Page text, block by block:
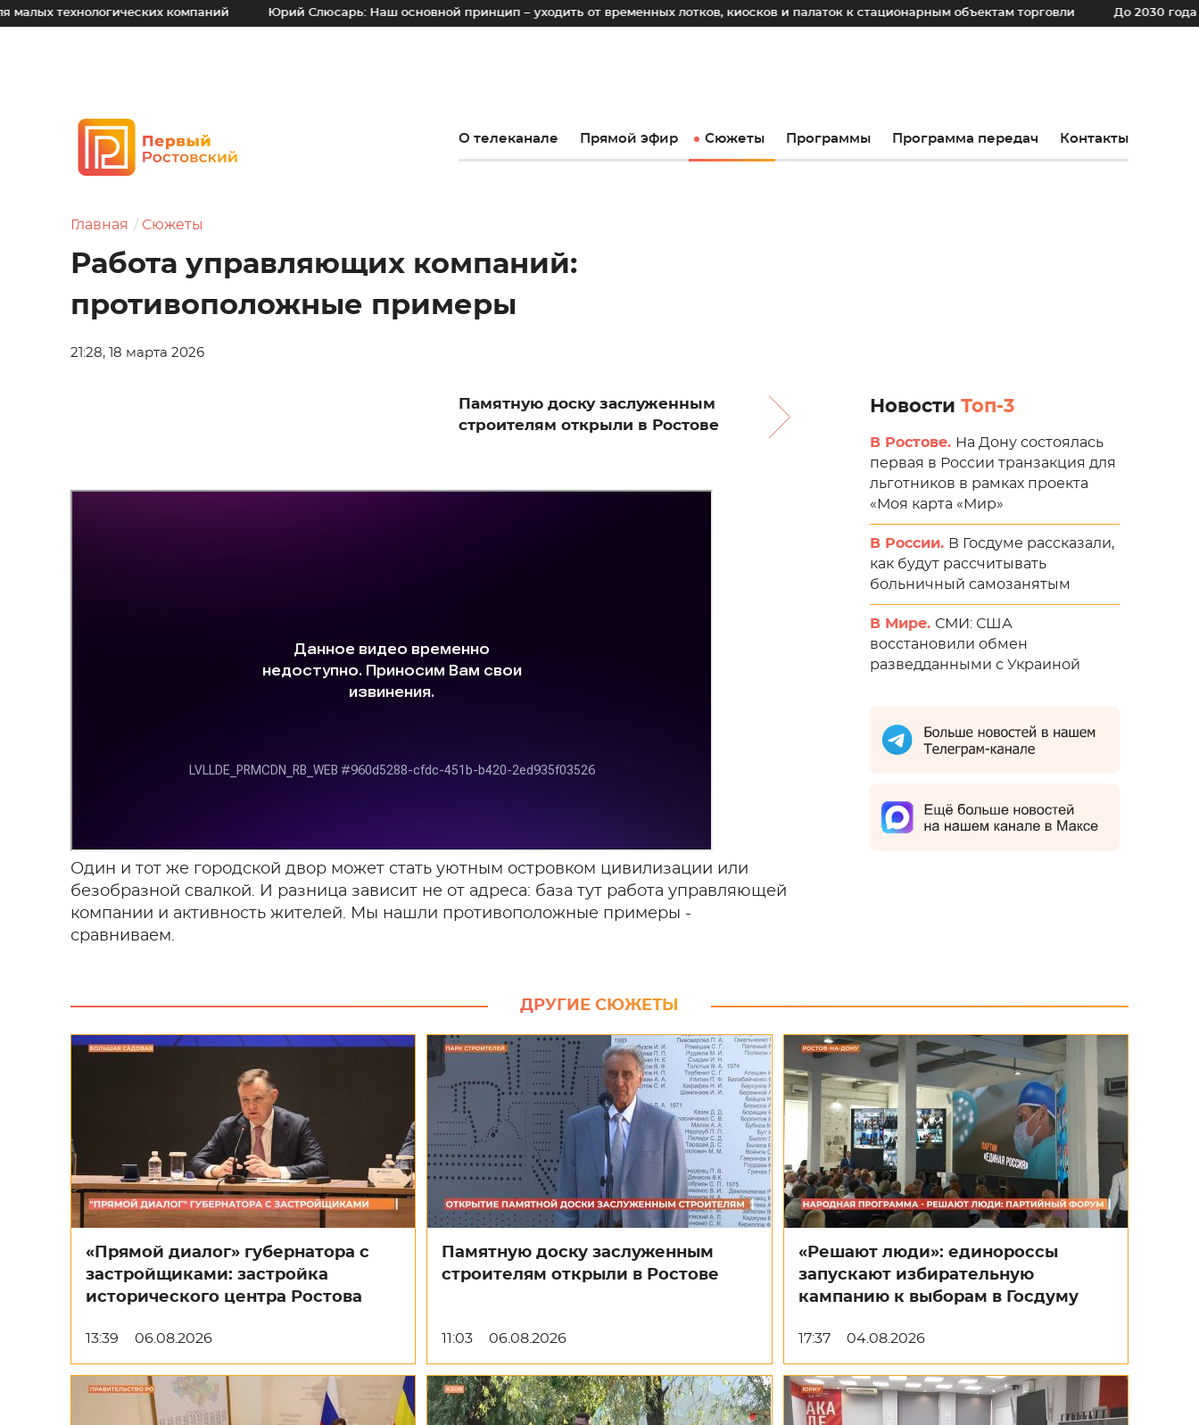
компаний Юрий Слюсарь: Наш основной принцип – уходить от временных лотков, киосков и палаток к стационарным объектам торговли До 2030 года в регионе
О телеканале Прямой эфир Сюжеты Программы Программа передач Контакты
Главная Сюжеты
Работа управляющих компаний:
противоположные примеры
21:28, 18 марта 2026
Памятную доску заслуженным
строителям открыли в Ростове
Один и тот же городской двор может стать уютным островком цивилизации или
безобразной свалкой. И разница зависит не от адреса: база тут работа управляющей
компании и активность жителей. Мы нашли противоположные примеры -
сравниваем.
Новости Топ-3
В Ростове. На Дону состоялась
первая в России транзакция для
льготников в рамках проекта
«Моя карта «Мир»
В России. В Госдуме рассказали,
как будут рассчитывать
больничный самозанятым
В Мире. СМИ: США
восстановили обмен
разведданными с Украиной
ДРУГИЕ СЮЖЕТЫ
«Прямой диалог» губернатора с
застройщиками: застройка
исторического центра Ростова
13:39 06.08.2026
Памятную доску заслуженным
строителям открыли в Ростове
11:03 06.08.2026
«Решают люди»: единороссы
запускают избирательную
кампанию к выборам в Госдуму
17:37 04.08.2026